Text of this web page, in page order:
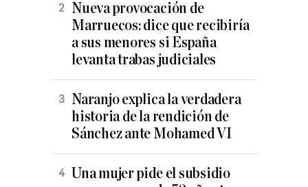
Nueva provocación de
Marruecos: dice que recibiría
a sus menores si España
levanta trabas judiciales
Naranjo explica la verdadera
historia de la rendición de
Sánchez ante Mohamed VI
Una mujer pide el subsidio